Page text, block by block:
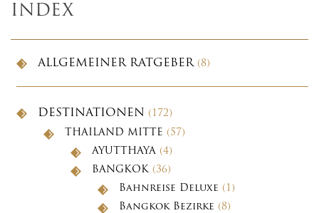
INDEX
ALLGEMEINER RATGEBER(8)
DESTINATIONEN (172)
THAILAND MITTE (57)
AYUTTHAYA (4)
BANGKOK(36)
Bahnreise Deluxe (1)
Bangkok Bezirke (8)